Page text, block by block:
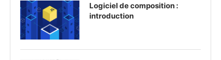
Logiciel de composition :
introduction